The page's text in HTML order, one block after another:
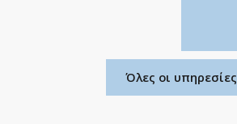
Όλες οι υπηρεσίες